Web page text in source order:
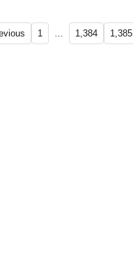
1 … 1,384 1,385